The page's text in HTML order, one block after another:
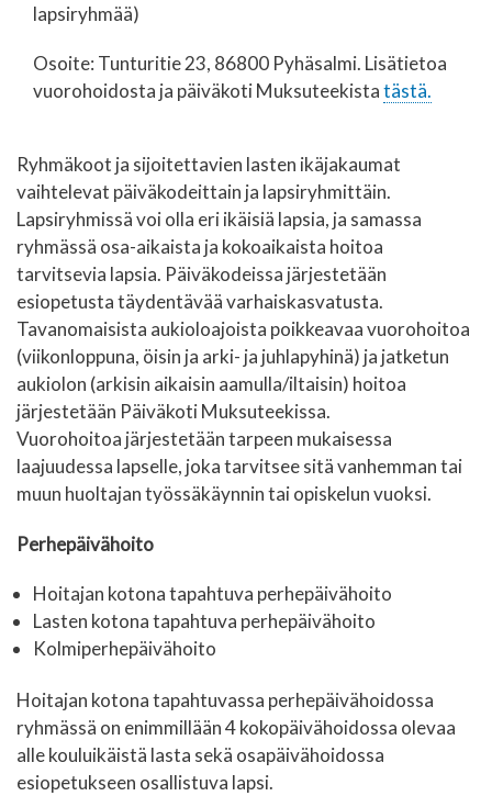
lapsiryhmää)
Osoite: Tunturitie 23, 86800 Pyhäsalmi. Lisätietoa
vuorohoidosta ja päiväkoti Muksuteekistatästä.
Ryhmäkoot ja sijoitettavien lasten ikäjakaumat
vaihtelevat päiväkodeittain ja lapsiryhmittäin.
Lapsiryhmissä voi olla eri ikäisiä lapsia, ja samassa
ryhmässä osa-aikaista ja kokoaikaista hoitoa
tarvitsevia lapsia. Päiväkodeissa järjestetään
esiopetusta täydentävää varhaiskasvatusta.
Tavanomaisista aukioloajoista poikkeavaa vuorohoitoa
(viikonloppuna, öisin ja arki- ja juhlapyhinä) ja jatketun
aukiolon (arkisin aikaisin aamulla/iltaisin) hoitoa
järjestetään Päiväkoti Muksuteekissa.
Vuorohoitoa järjestetään tarpeen mukaisessa
laajuudessa lapselle, joka tarvitsee sitä vanhemman tai
muun huoltajan työssäkäynnin tai opiskelun vuoksi.
Perhepäivähoito
Hoitajan kotona tapahtuva perhepäivähoito
Lasten kotona tapahtuva perhepäivähoito
Kolmiperhepäivähoito
Hoitajan kotona tapahtuvassa perhepäivähoidossa
ryhmässä on enimmillään 4 kokopäivähoidossa olevaa
alle kouluikäistä lasta sekä osapäivähoidossa
esiopetukseen osallistuva lapsi.